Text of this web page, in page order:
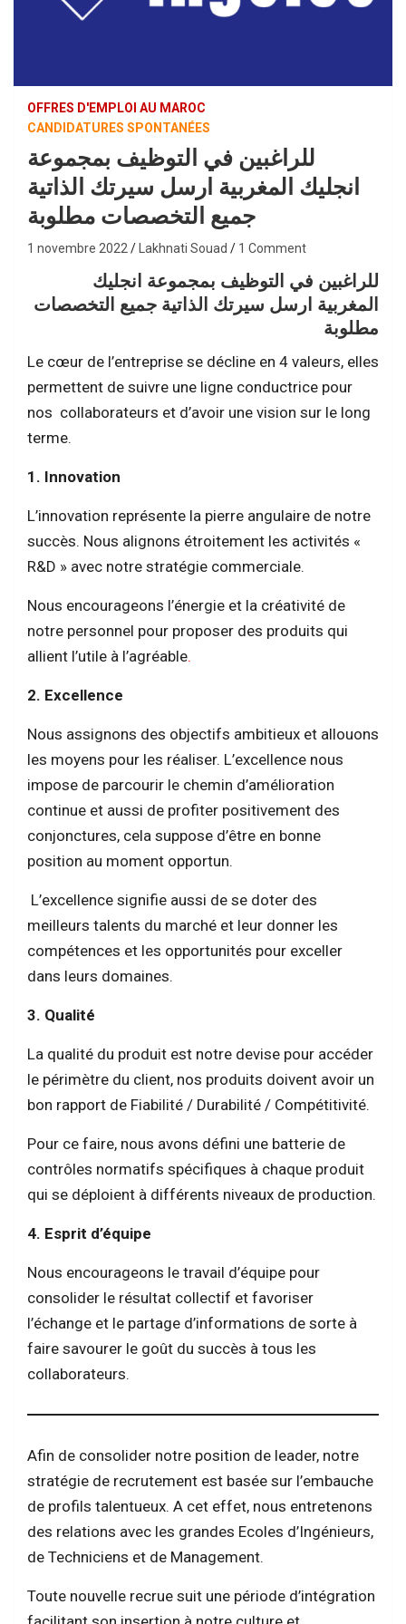
OFFRES D'EMPLOI AU MAROC
CANDIDATURES SPONTANÉES
للراغبين في التوظيف بمجموعة
انجليك المغربية ارسل سيرتك الذاتية
جميع التخصصات مطلوبة
1 novembre 2022 Lakhnati Souad 1 Comment
للراغبين في التوظيف بمجموعة انجليك
المغربية ارسل سيرتك الذاتية جميع التخصصات
مطلوبة
Le cœur de l’entreprise se décline en 4 valeurs, elles
permettent de suivre une ligne conductrice pour
nos collaborateurs et d’avoir une vision sur le long
terme.
1. Innovation
L’innovation représente la pierre angulaire de notre
succès. Nous alignons étroitement les activités «
R&D » avec notre stratégie commerciale.
Nous encourageons l’énergie et la créativité de
notre personnel pour proposer des produits qui
allient l’utile à l’agréable.
2. Excellence
Nous assignons des objectifs ambitieux et allouons
les moyens pour les réaliser. L’excellence nous
impose de parcourir le chemin d’amélioration
continue et aussi de profiter positivement des
conjonctures, cela suppose d’être en bonne
position au moment opportun.
L’excellence signifie aussi de se doter des
meilleurs talents du marché et leur donner les
compétences et les opportunités pour exceller
dans leurs domaines.
3. Qualité
La qualité du produit est notre devise pour accéder
le périmètre du client, nos produits doivent avoir un
bon rapport de Fiabilité / Durabilité / Compétitivité.
Pour ce faire, nous avons défini une batterie de
contrôles normatifs spécifiques à chaque produit
qui se déploient à différents niveaux de production.
4. Esprit d’équipe
Nous encourageons le travail d’équipe pour
consolider le résultat collectif et favoriser
l’échange et le partage d’informations de sorte à
faire savourer le goût du succès à tous les
collaborateurs.
Afin de consolider notre position de leader, notre
stratégie de recrutement est basée sur l’embauche
de profils talentueux. A cet effet, nous entretenons
des relations avec les grandes Ecoles d’Ingénieurs,
de Techniciens et de Management.
Toute nouvelle recrue suit une période d’intégration